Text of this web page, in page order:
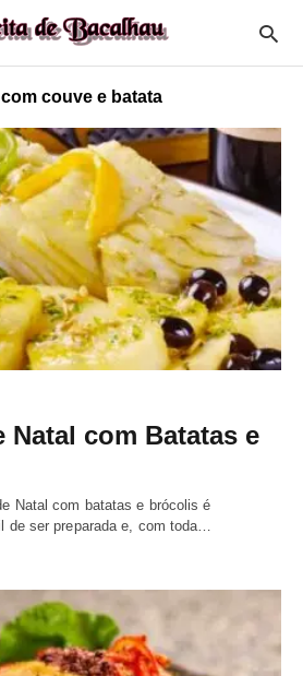
couve e batata
Natal com Batatas e
Natal com batatas e brócolis é
de ser preparada e, com toda…